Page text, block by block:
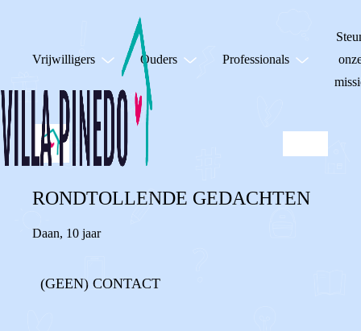
Vrijwilligers Ouders Professionals
RONDTOLLENDE GEDACHTEN
Daan, 10 jaar
(GEEN) CONTACT